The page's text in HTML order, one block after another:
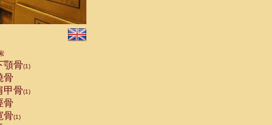
顎骨(1)
骨
甲骨(1)
骨
骨(1)